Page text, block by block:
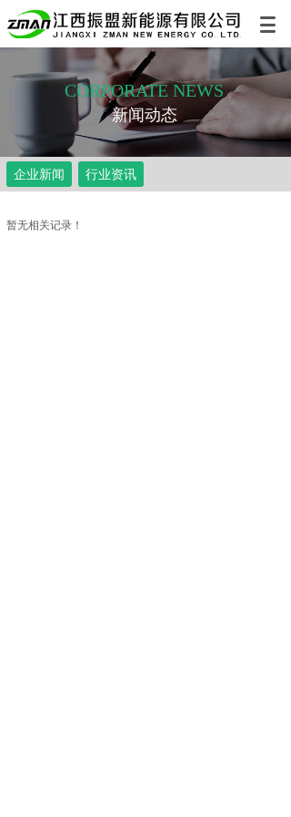
CORPORATE NEWS
新闻动态
企业新闻 行业资讯
暂无相关记录！